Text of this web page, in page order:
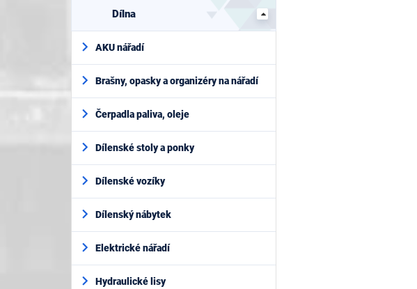
Dílna
AKU nářadí
Brašny, opasky a organizéry na nářadí
Čerpadla paliva, oleje
Dílenské stoly a ponky
Dílenské vozíky
Dílenský nábytek
Elektrické nářadí
Hydraulické lisy